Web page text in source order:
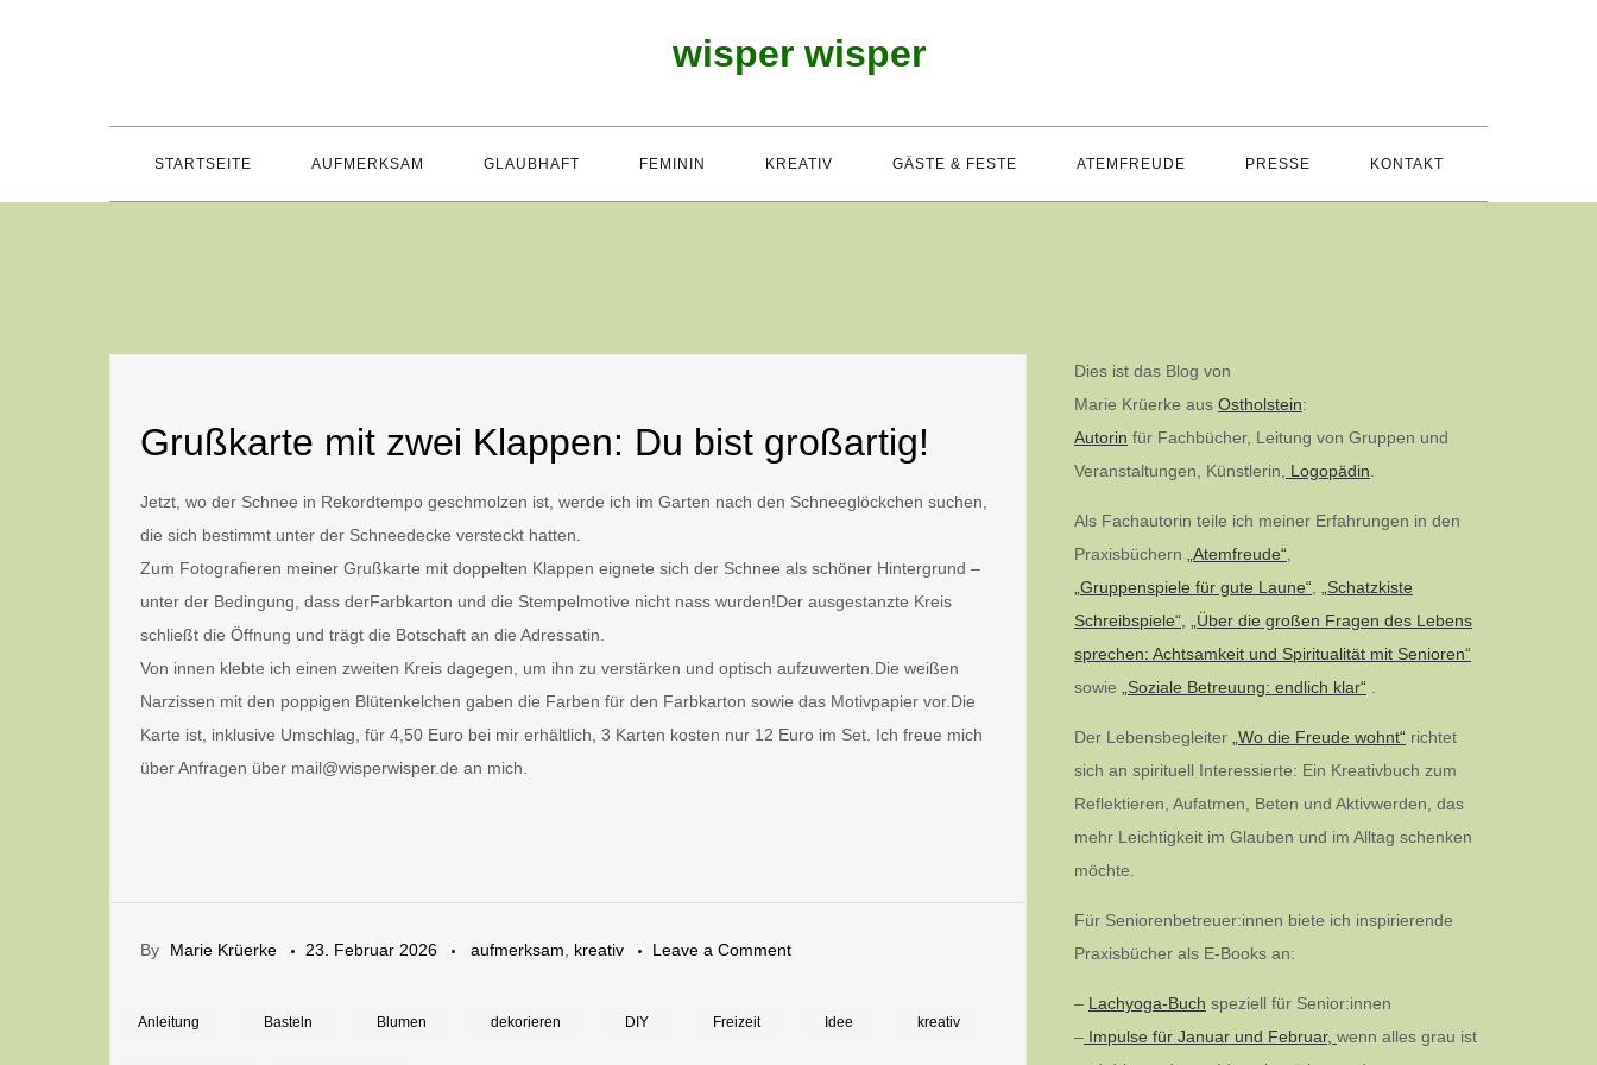
wisper wisper
STARTSEITE AUFMERKSAM GLAUBHAFT FEMININ KREATIV GÄSTE & FESTE ATEMFREUDE PRESSE KONTAKT
Grußkarte mit zwei Klappen: Du bist großartig!
Jetzt, wo der Schnee in Rekordtempo geschmolzen ist, werde ich im Garten nach den Schneeglöckchen suchen,
die sich bestimmt unter der Schneedecke versteckt hatten.
Zum Fotografieren meiner Grußkarte mit doppelten Klappen eignete sich der Schnee als schöner Hintergrund –
unter der Bedingung, dass derFarbkarton und die Stempelmotive nicht nass wurden!Der ausgestanzte Kreis
schließt die Öffnung und trägt die Botschaft an die Adressatin.
Von innen klebte ich einen zweiten Kreis dagegen, um ihn zu verstärken und optisch aufzuwerten.Die weißen
Narzissen mit den poppigen Blütenkelchen gaben die Farben für den Farbkarton sowie das Motivpapier vor.Die
Karte ist, inklusive Umschlag, für 4,50 Euro bei mir erhältlich, 3 Karten kosten nur 12 Euro im Set. Ich freue mich
über Anfragen über mail@wisperwisper.de an mich.
By Marie Krüerke 23. Februar 2026 aufmerksam kreativ Leave a Commenton
Anleitung Basteln Blumen dekorieren DIY Freizeit Idee kreativ
Dies ist das Blog von
Marie Krüerke aus Ostholstein:
Autorin für Fachbücher, Leitung von Gruppen und
Veranstaltungen, Künstlerin,
Logopädin
Als Fachautorin teile ich meiner Erfahrungen in den
Praxisbüchern
„Atemfreude“
„Gruppenspiele für gute Laune“
„Schatzkiste
Schreibspiele“,
„Über die großen Fragen des Lebens
sprechen: Achtsamkeit und Spiritualität mit Senioren“
sowie
„Soziale Betreuung: endlich klar“
Der Lebensbegleiter „Wo die Freude wohnt“ richtet
sich an spirituell Interessierte: Ein Kreativbuch zum
Reflektieren, Aufatmen, Beten und Aktivwerden, das
mehr Leichtigkeit im Glauben und im Alltag schenken
möchte.
Für Seniorenbetreuer:innen biete ich inspirierende
Praxisbücher als E-Books an:
– Lachyoga-Buch speziell für Senior:innen
– Impulse für Januar und Februar, wenn alles grau ist